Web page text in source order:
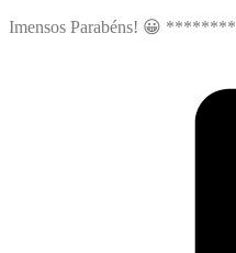
Imensos Parabéns! 😀 ********